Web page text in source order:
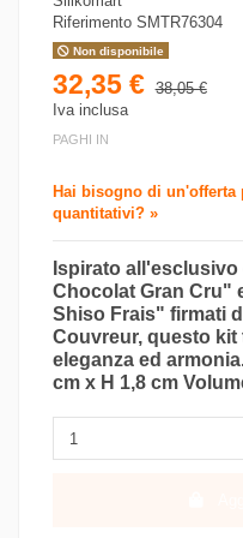
Riferimento SMTR76304
Non disponibile
32,35 € 38,05 €
Iva inclusa
PAGHI IN
Hai bisogno di un'offerta
quantitativi? »
Ispirato all'esclusivo
Chocolat Gran Cru"
Shiso Frais" firmati
Couvreur, questo
eleganza ed
cm x H 1,8 cm